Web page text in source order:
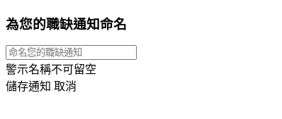
為您的職缺通知命名
警示名稱不可留空
儲存通知 取消